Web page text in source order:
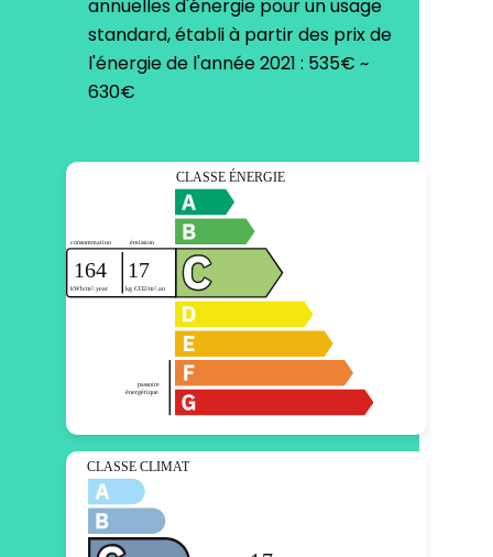
annuelles d'énergie pour un usage
standard, établi à partir des prix de
l'énergie de l'année 2021 : 535€ ~
630€